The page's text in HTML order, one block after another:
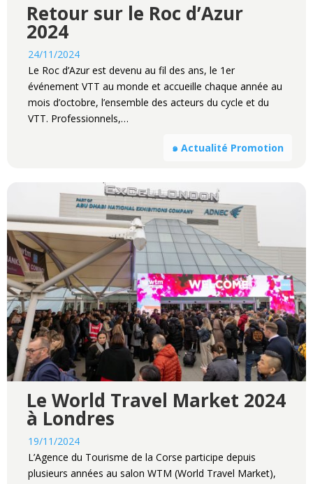
Retour sur le Roc d’Azur
2024
24/11/2024
Le Roc d’Azur est devenu au fil des ans, le 1er
événement VTT au monde et accueille chaque année au
mois d’octobre, l’ensemble des acteurs du cycle et du
VTT. Professionnels,…
๑ Actualité Promotion
Le World Travel Market 2024
à Londres
19/11/2024
L’Agence du Tourisme de la Corse participe depuis
plusieurs années au salon WTM (World Travel Market),